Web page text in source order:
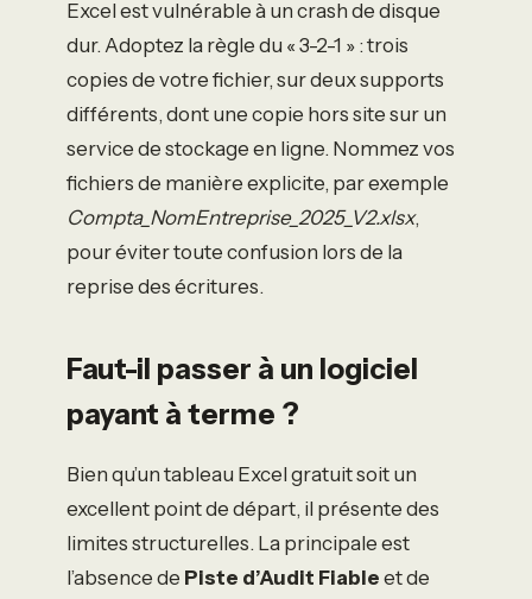
Excel est vulnérable à un crash de disque
dur. Adoptez la règle du « 3-2-1 » : trois
copies de votre fichier, sur deux supports
différents, dont une copie hors site sur un
service de stockage en ligne. Nommez vos
fichiers de manière explicite, par exemple
Compta_NomEntreprise_2025_V2.xlsx,
pour éviter toute confusion lors de la
reprise des écritures.
Faut-il passer à un logiciel
payant à terme ?
Bien qu’un tableau Excel gratuit soit un
excellent point de départ, il présente des
limites structurelles. La principale est
l’absence de Piste d’Audit Fiable et de